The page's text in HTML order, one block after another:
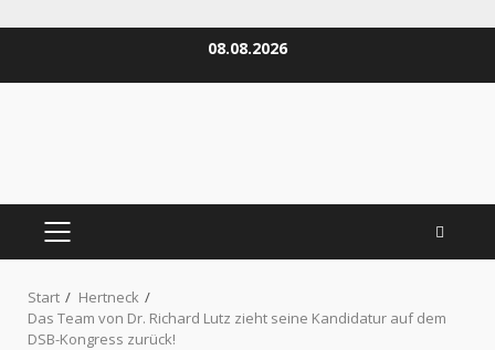
08.08.2026
PRIMÄRES
Start
Hertneck
Das Team von Dr. Richard Lutz zieht seine Kandidatur auf dem
DSB-Kongress zurück!